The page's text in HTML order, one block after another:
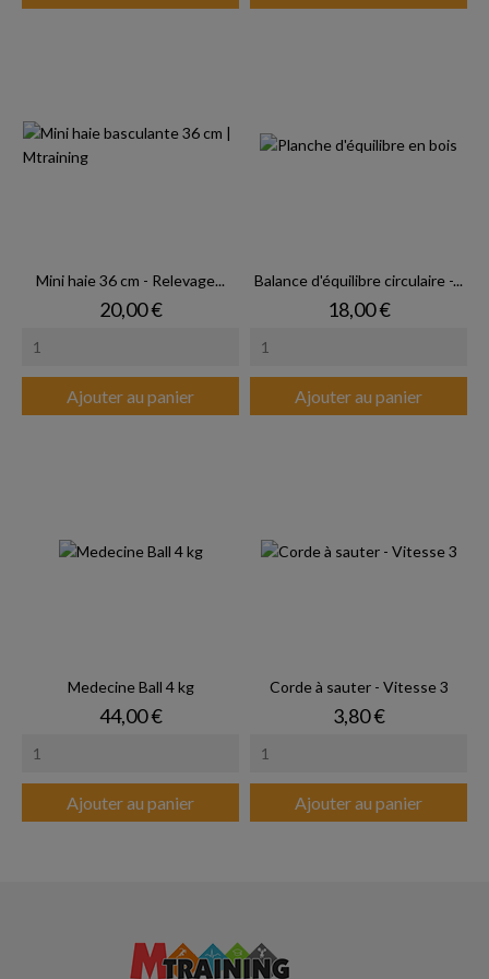
Mini haie 36 cm - Relevage...
Prix
20,00 €
Ajouter au panier
Balance d'équilibre circulaire -...
Prix
18,00 €
Ajouter au panier
Medecine Ball 4 kg
Prix
44,00 €
Ajouter au panier
Corde à sauter - Vitesse 3
Prix
3,80 €
Ajouter au panier